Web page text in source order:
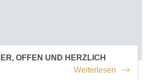
OFFEN UND HERZLICH
Weiterlesen